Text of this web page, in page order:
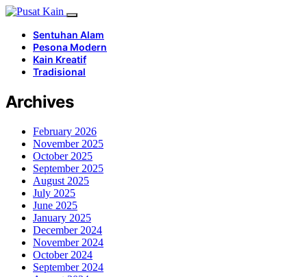
Sentuhan Alam
Pesona Modern
Kain Kreatif
Tradisional
Archives
February 2026
November 2025
October 2025
September 2025
August 2025
July 2025
June 2025
January 2025
December 2024
November 2024
October 2024
September 2024